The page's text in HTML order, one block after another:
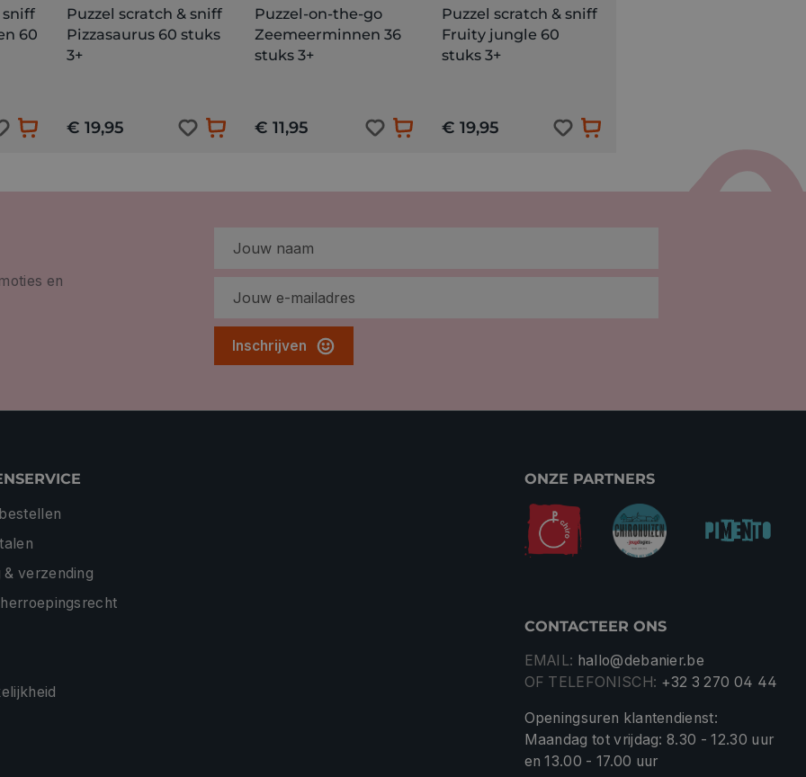
sniff
60
Puzzel scratch & sniff
Pizzasaurus 60 stuks
3+
€ 19,95
Puzzel-on-the-go
Zeemeerminnen 36
stuks 3+
€ 11,95
Puzzel scratch & sniff
Fruity jungle 60
stuks 3+
€ 19,95
en
Inschrijven
& verzending
herroepingsrecht
ONZE PARTNERS
CONTACTEER ONS
EMAIL: hallo@debanier.be
OF TELEFONISCH: +32 3 270 04 44
Openingsuren klantendienst:
Maandag tot vrijdag: 8.30 - 12.30 uur
en 13.00 - 17.00 uur